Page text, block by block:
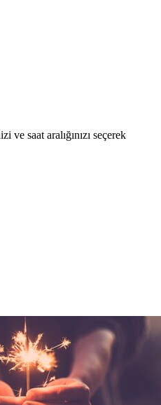
ve saat aralığınızı seçerek